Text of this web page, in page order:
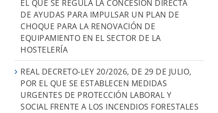
EL QUE SE REGULA LA CONCESIÓN DIRECTA
DE AYUDAS PARA IMPULSAR UN PLAN DE
CHOQUE PARA LA RENOVACIÓN DE
EQUIPAMIENTO EN EL SECTOR DE LA
HOSTELERÍA
REAL DECRETO-LEY 20/2026, DE 29 DE JULIO,
POR EL QUE SE ESTABLECEN MEDIDAS
URGENTES DE PROTECCIÓN LABORAL Y
SOCIAL FRENTE A LOS INCENDIOS FORESTALES